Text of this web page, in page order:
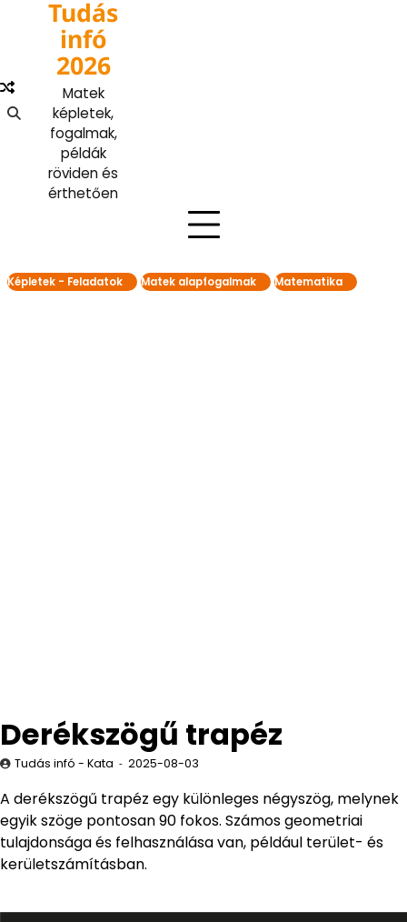
Tudás
infó
2026
Matek
képletek,
fogalmak,
példák
röviden és
érthetően
Képletek - Feladatok Matek alapfogalmak Matematika
Derékszögű trapéz
Tudás infó - Kata 2025-08-03
A derékszögű trapéz egy különleges négyszög, melynek
egyik szöge pontosan 90 fokos. Számos geometriai
tulajdonsága és felhasználása van, például terület- és
kerületszámításban.